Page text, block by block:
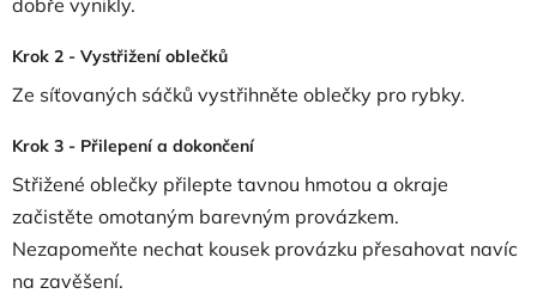
Krok 2 - Vystřižení oblečků
Ze síťovaných sáčků vystřihněte oblečky pro rybky.
Krok 3 - Přilepení a dokončení
Střižené oblečky přilepte tavnou hmotou a okraje
začistěte omotaným barevným provázkem.
Nezapomeňte nechat kousek provázku přesahovat navíc
na zavěšení.